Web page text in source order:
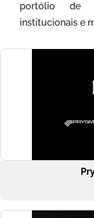
portólio de
institucionais e